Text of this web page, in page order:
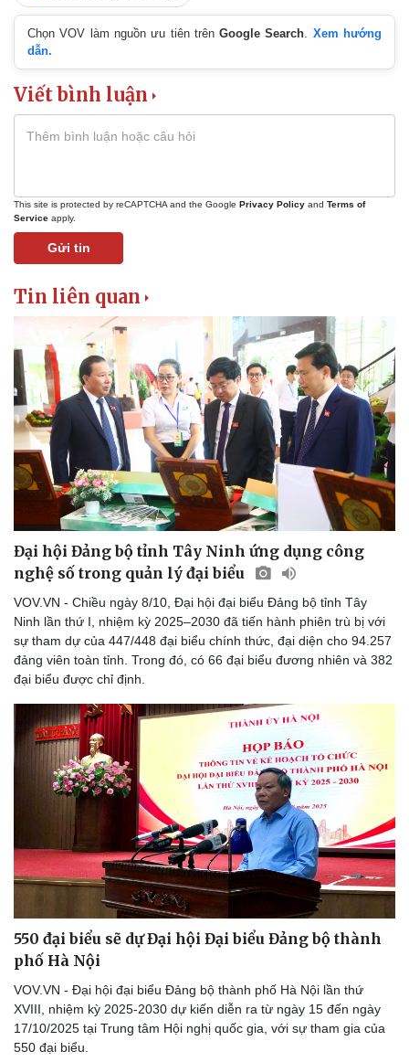
Pháp luật
Vụ án
Tin nóng
Quân sự - Quốc phòng
Vũ khí
Việt Nam
Chọn VOV làm nguồn ưu tiên trênGoogle Search
Xem hướng
dẫn.
Viết bình luận
This site is protected by reCAPTCHA and the Google Privacy Policy and Terms of
Service apply.
Gửi tin
Tin liên quan
Đại hội Đảng bộ tỉnh Tây Ninh ứng dụng công
nghệ số trong quản lý đại biểu
VOV.VN - Chiều ngày 8/10, Đại hội đại biểu Đảng bộ tỉnh Tây
Ninh lần thứ I, nhiệm kỳ 2025–2030 đã tiến hành phiên trù bị với
sự tham dự của 447/448 đại biểu chính thức, đại diện cho 94.257
đảng viên toàn tỉnh. Trong đó, có 66 đại biểu đương nhiên và 382
đại biểu được chỉ định.
550 đại biểu sẽ dự Đại hội Đại biểu Đảng bộ thành
phố Hà Nội
VOV.VN - Đại hội đại biểu Đảng bộ thành phố Hà Nội lần thứ
XVIII, nhiệm kỳ 2025-2030 dự kiến diễn ra từ ngày 15 đến ngày
17/10/2025 tại Trung tâm Hội nghị quốc gia, với sự tham gia của
550 đại biểu.